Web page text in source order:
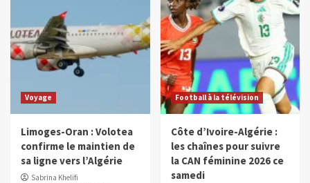
Voyage
Limoges-Oran : Volotea
confirme le maintien de
sa ligne vers l’Algérie
Sabrina Khelifi
Football à la télévision
Côte d’Ivoire-Algérie :
les chaînes pour suivre
la CAN féminine 2026 ce
samedi